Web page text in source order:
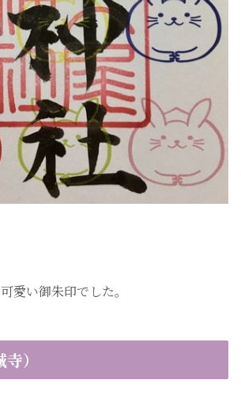
愛い御朱印でした。
）